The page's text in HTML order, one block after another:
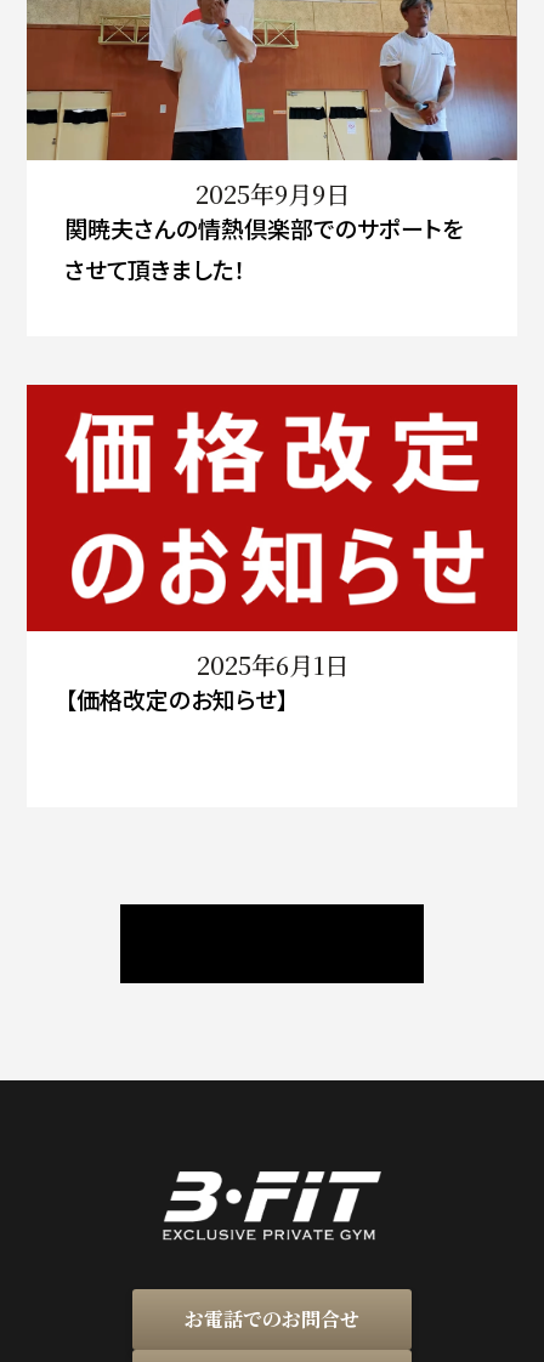
2025年9月9日
関暁夫さんの情熱倶楽部でのサポートを
させて頂きました！
2025年6月1日
【価格改定のお知らせ】
お電話でのお問合せ